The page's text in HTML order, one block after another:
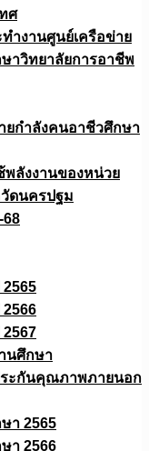
ศ
ำงานศูนย์เครือข่าย
าวิทยาลัยการอาชีพ
ยกำลังคนอาชีวศึกษา
พลังงานของหน่วย
ดนครปฐม
68
นศึกษา
ระกันคุณภาพภายนอก
า 2565
า 2566